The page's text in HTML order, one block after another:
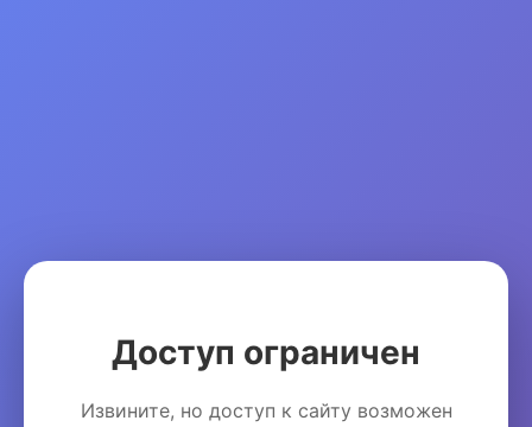
Доступ ограничен
Извините, но доступ к сайту возможен